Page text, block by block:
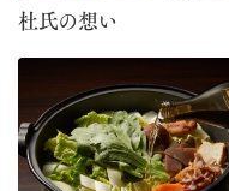
杜氏の想い